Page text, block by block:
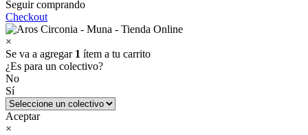
Seguir comprando
Checkout
×
Se va a agregar 1 ítem a tu carrito
¿Es para un colectivo?
No
Sí
Aceptar
×